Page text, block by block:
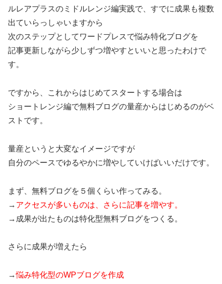
ルレアプラスのミドルレンジ編実践で、すでに成果も複数
出ていらっしゃいますから
次のステップとしてワードプレスで悩み特化ブログを
記事更新しながら少しずつ増やすといいと思ったわけで
す。
ですから、これからはじめてスタートする場合は
ショートレンジ編で無料ブログの量産からはじめるのがベ
ストです。
量産というと大変なイメージですが
自分のペースでゆるやかに増やしていけばいいだけです。
まず、無料ブログを５個くらい作ってみる。
→ アクセスが多いものは、さらに記事を増やす。
→成果が出たものは特化型無料ブログをつくる。
さらに成果が増えたら
→悩み特化型のWPブログを作成